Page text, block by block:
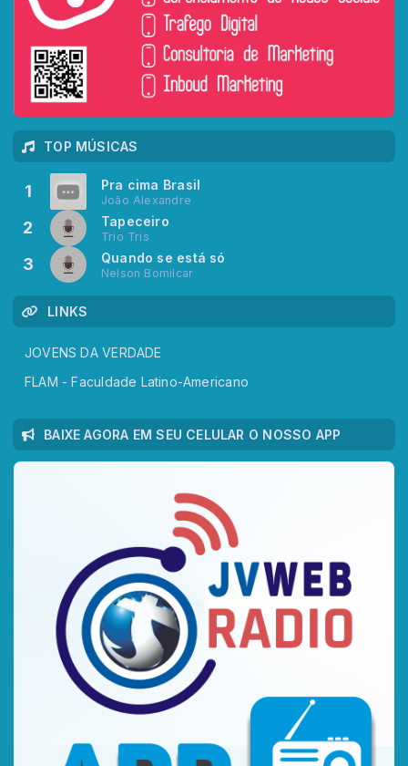
TOP MÚSICAS
1 Pra cima Brasil
João Alexandre
2 Tapeceiro
Trio Tris
3 Quando se está só
Nelson Bomilcar
LINKS
JOVENS DA VERDADE
FLAM - Faculdade Latino-Americano
BAIXE AGORA EM SEU CELULAR O NOSSO APP